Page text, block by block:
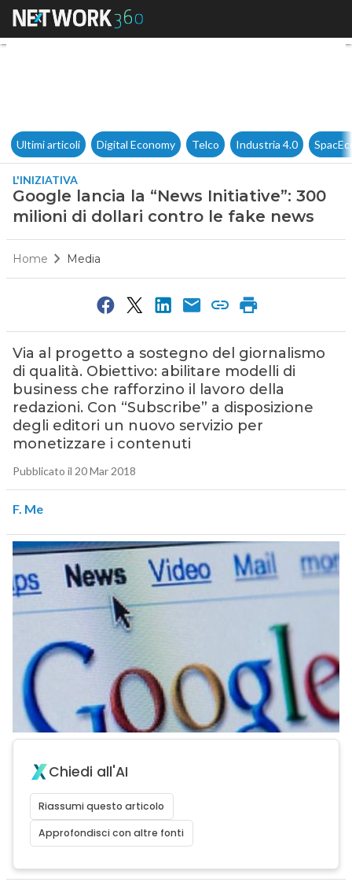
Google lancia la “News
Ultimi articoli Digital Economy Telco Industria 4.0
L'INIZIATIVA
Google lancia la “News Initiative”: 300
milioni di dollari contro le fake news
Home Media
Via al progetto a sostegno del giornalismo
di qualità. Obiettivo: abilitare modelli di
business che rafforzino il lavoro della
redazioni. Con “Subscribe” a disposizione
degli editori un nuovo servizio per
monetizzare i contenuti
Pubblicato il 20 Mar 2018
F. Me
Chiedi all'AI
Riassumi questo articolo
Approfondisci con altre fonti